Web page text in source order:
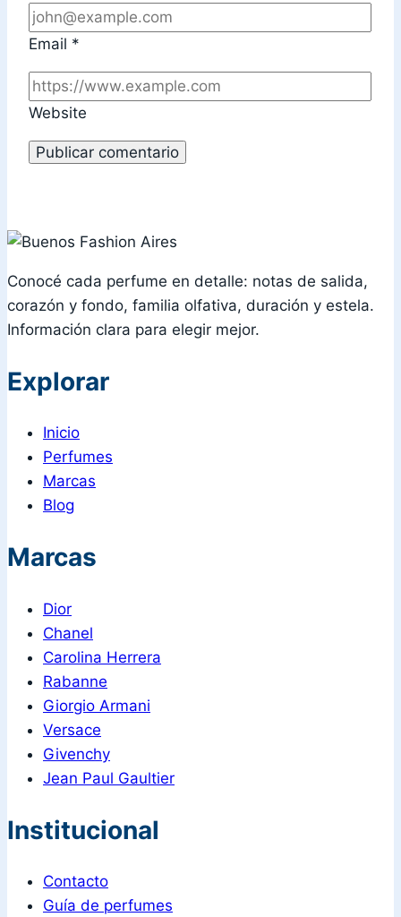
Email *
Website
Conocé cada perfume en detalle: notas de salida,
corazón y fondo, familia olfativa, duración y estela.
Información clara para elegir mejor.
Explorar
Inicio
Perfumes
Marcas
Blog
Marcas
Dior
Chanel
Carolina Herrera
Rabanne
Giorgio Armani
Versace
Givenchy
Jean Paul Gaultier
Institucional
Contacto
Guía de perfumes